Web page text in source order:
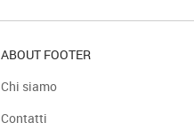
ABOUT FOOTER
Chi siamo
Contatti